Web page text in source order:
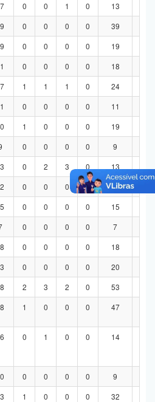
0 0 1 0 13
0 0 0 0 39
0 0 0 0 19
0 0 0 0 18
1 1 1 0 24
0 0 0 0 11
1 0 0 0 19
0 0 0 0 9
0 2 3 0 13
0 0 0 0 12
0 0 0 0 15
0 0 0 0 7
0 0 0 0 18
0 0 0 0 20
2 3 2 0 53
1 0 0 0 47
0 1 0 0 14
0 0 0 0 9
1 0 0 0 32